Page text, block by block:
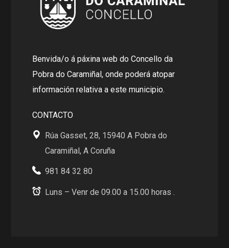
Benvida/o á páxina web do Concello da
Pobra do Caramiñal, onde poderá atopar
información relativa a este municipio.
CONTACTO
Rúa Gasset, 28, 15940 A Pobra do
Caramiñal, A Coruña
981 84 32 80
Luns – Venr de 09.00 a 15.00 horas .